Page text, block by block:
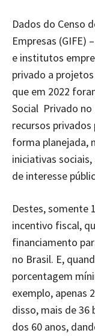
Dados do Censo
Empresas (GIFE)
e institutos
privado a
que em 2022
Social Privado no
recursos
forma planejada,
iniciativas
de interesse
Destes, somente
incentivo fiscal,
financiamento
no Brasil. E,
porcentagem
exemplo, apenas
disso, mais de 36
dos 60 anos,